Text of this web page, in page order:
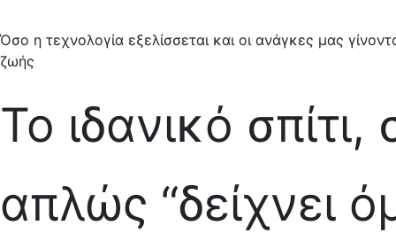
Όσο η τεχνολογία εξελίσσεται και οι ανάγκες μας
ζωής
Το ιδανικό
απλώς “δείχνει